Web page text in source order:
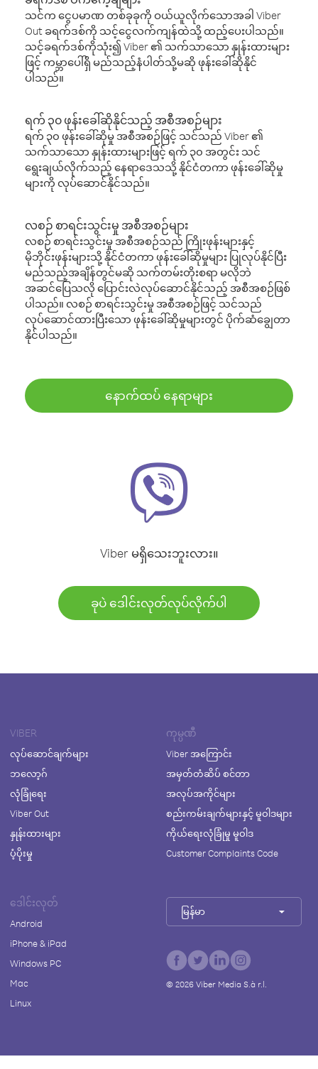
သင်က ငွေပမာဏ တစ်ခုခုကို ဝယ်ယူလိုက်သောအခါ Viber
Out ခရက်ဒစ်ကို သင့်ငွေလက်ကျန်ထဲသို့ ထည့်ပေးပါသည်။
သင့်ခရက်ဒစ်ကိုသုံး၍ Viber ၏ သက်သာသော နှုန်းထားများ
ဖြင့် ကမ္ဘာပေါ်ရှိ မည်သည့်နံပါတ်သို့မဆို ဖုန်းခေါ်ဆိုနိုင်
ပါသည်။
ရက် ၃၀ ဖုန်းခေါ်ဆိုနိုင်သည့် အစီအစဉ်များ
ရက် ၃၀ ဖုန်းခေါ်ဆိုမှု အစီအစဉ်ဖြင့် သင်သည် Viber ၏
သက်သာသော နှုန်းထားများဖြင့် ရက် ၃၀ အတွင်း သင်
ရွေးချယ်လိုက်သည့် နေရာဒေသသို့ နိုင်ငံတကာ ဖုန်းခေါ်ဆိုမှု
များကို လုပ်ဆောင်နိုင်သည်။
လစဉ် စာရင်းသွင်းမှု အစီအစဉ်များ
လစဉ် စာရင်းသွင်းမှု အစီအစဉ်သည် ကြိုးဖုန်းများနှင့်
မိုဘိုင်းဖုန်းများသို့ နိုင်ငံတကာ ဖုန်းခေါ်ဆိုမှုများ ပြုလုပ်နိုင်ပြီး
မည်သည့်အချိန်တွင်မဆို သက်တမ်းတိုးစရာ မလိုဘဲ
အဆင်ပြေသလို ပြောင်းလဲလုပ်ဆောင်နိုင်သည့် အစီအစဉ်ဖြစ်
ပါသည်။ လစဉ် စာရင်းသွင်းမှု အစီအစဉ်ဖြင့် သင်သည်
လုပ်ဆောင်ထားပြီးသော ဖုန်းခေါ်ဆိုမှုများတွင် ပိုက်ဆံချွေတာ
နိုင်ပါသည်။
နောက်ထပ် နေရာများ
Viber မရှိသေးဘူးလား။
ခုပဲ ဒေါင်းလုတ်လုပ်လိုက်ပါ
VIBER
လုပ်ဆောင်ချက်များ
ဘလော့ဂ်
လုံခြုံရေး
Viber Out
နှုန်းထားများ
ပံ့ပိုးမှု
ကုမ္ပဏီ
Viber အကြောင်း
အမှတ်တံဆိပ် စင်တာ
အလုပ်အကိုင်များ
စည်းကမ်းချက်များနှင့် မူဝါဒများ
ကိုယ်ရေးလုံခြုံမှု မူဝါဒ
Customer Complaints Code
ဒေါင်းလုတ်
Android
iPhone & iPad
Windows PC
Mac
Linux
မြန်မာ
© 2026Viber Media S.à r.l.